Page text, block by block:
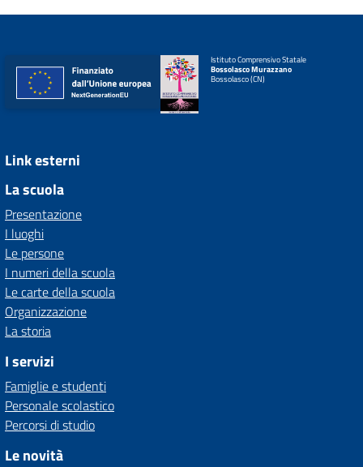
Istituto Comprensivo Statale
Bossolasco Murazzano
Bossolasco (CN)
Link esterni
La scuola
Presentazione
I luoghi
Le persone
I numeri della scuola
Le carte della scuola
Organizzazione
La storia
I servizi
Famiglie e studenti
Personale scolastico
Percorsi di studio
Le novità